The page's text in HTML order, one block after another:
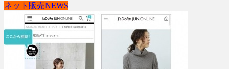
ネット販売NEWS